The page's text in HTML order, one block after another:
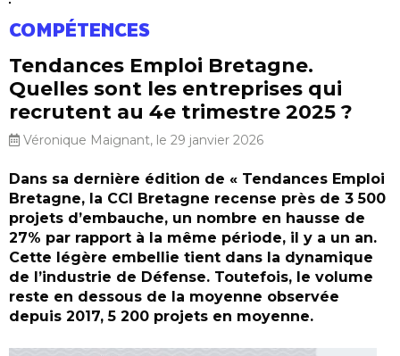
COMPÉTENCES
Tendances Emploi Bretagne.
Quelles sont les entreprises qui
recrutent au 4e trimestre 2025 ?
Véronique Maignant, le 29 janvier 2026
Dans sa dernière édition de « Tendances Emploi
Bretagne, la CCI Bretagne recense près de 3 500
projets d’embauche, un nombre en hausse de
27% par rapport à la même période, il y a un an.
Cette légère embellie tient dans la dynamique
de l’industrie de Défense. Toutefois, le volume
reste en dessous de la moyenne observée
depuis 2017, 5 200 projets en moyenne.